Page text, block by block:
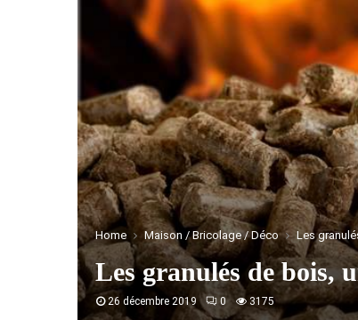
Home Maison / Bricolage / Déco Les
Les granulés de bois,
26 décembre 2019 0 3175